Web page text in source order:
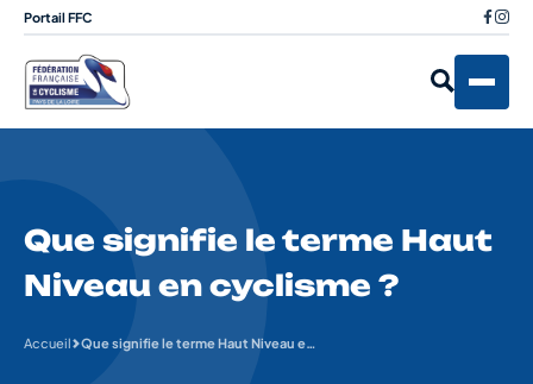
Portail FFC
Que signifie le terme Haut
Niveau en cyclisme ?
Accueil Que signifie le terme Haut Niveau en cyclisme ?